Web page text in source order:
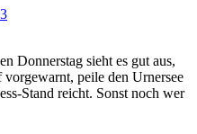
Donnerstag sieht es gut aus,
peile den Urnersee
Stand reicht. Sonst noch wer